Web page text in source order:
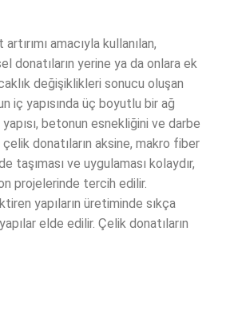
amacıyla kullanılan,
yerine ya da onlara ek
değişiklikleri sonucu oluşan
iç yapısında üç boyutlu bir ağ
betonun esnekliğini ve darbe
çelik donatıların aksine, makro fiber
taşıması ve uygulaması kolaydır,
projelerinde tercih edilir.
yapıların üretiminde sıkça
elde edilir. Çelik donatıların